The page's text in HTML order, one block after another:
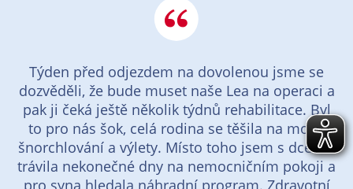
Týden před odjezdem na dovolenou jsme se
dozvěděli, že bude muset naše Lea na operaci a
pak ji čeká ještě několik týdnů rehabilitace. Byl
to pro nás šok, celá rodina se těšila na moře,
šnorchlování a výlety. Místo toho jsem s dcerou
trávila nekonečné dny na nemocničním pokoji a